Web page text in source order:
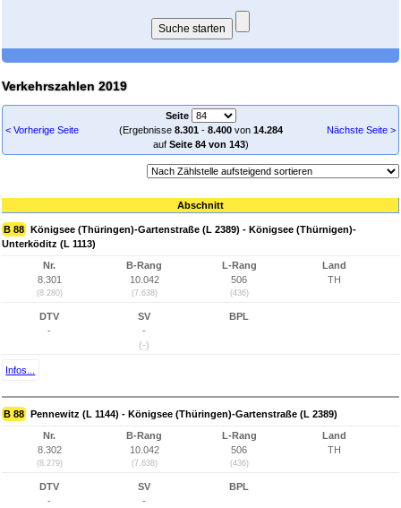
Verkehrszahlen 2019
< Vorherige Seite
Seite
(Ergebnisse 8.301- 8.400von 14.284
auf Seite 84 von 143)
Nächste Seite >
Abschnitt
B 88 Königsee (Thüringen)-Gartenstraße (L 2389) - Königsee (Thürnigen)-
Unterköditz (L 1113)
Nr.
8.301
(8.280)
B-Rang
10.042
(7.638)
L-Rang
506
(436)
Land
TH
DTV
-
SV
-
(-)
BPL
Infos...
B 88 Pennewitz (L 1144) - Königsee (Thüringen)-Gartenstraße (L 2389)
Nr.
8.302
(8.279)
B-Rang
10.042
(7.638)
L-Rang
506
(436)
Land
TH
DTV
-
SV
-
BPL